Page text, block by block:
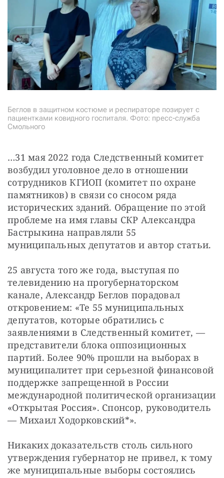
Беглов в защитном костюме и респираторе позирует с
пациентками ковидного госпиталя. Фото: пресс-служба
Смольного
…31 мая 2022 года Следственный комитет
возбудил уголовное дело в отношении
сотрудников КГИОП (комитет по охране
памятников) в связи со сносом ряда
исторических зданий. Обращение по этой
проблеме на имя главы СКР Александра
Бастрыкина направляли 55
муниципальных депутатов и автор статьи.
25 августа того же года, выступая по
телевидению на прогубернаторском
канале, Александр Беглов порадовал
откровением: «Те 55 муниципальных
депутатов, которые обратились с
заявлениями в Следственный комитет, —
представители блока оппозиционных
партий. Более 90% прошли на выборах в
муниципалитет при серьезной финансовой
поддержке запрещенной в России
международной политической организации
«Открытая Россия». Спонсор, руководитель
— Михаил Ходорковский*».
Никаких доказательств столь сильного
утверждения губернатор не привел, к тому
же муниципальные выборы состоялись